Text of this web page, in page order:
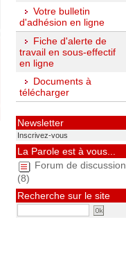
Votre bulletin
d'adhésion en ligne
Fiche d'alerte de
travail en sous-effectif
en ligne
Documents à
télécharger
Newsletter
Inscrivez-vous
La Parole est à vous...
Forum de discussion
(8)
Recherche sur le site